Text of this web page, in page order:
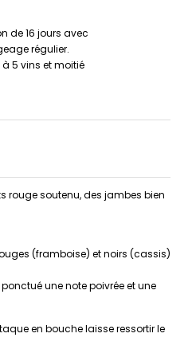
de 16 jours avec
régulier.
5 vins et moitié
rouge soutenu, des jambes bien
(framboise) et noirs (cassis)
une note poivrée et une
en bouche laisse ressortir le